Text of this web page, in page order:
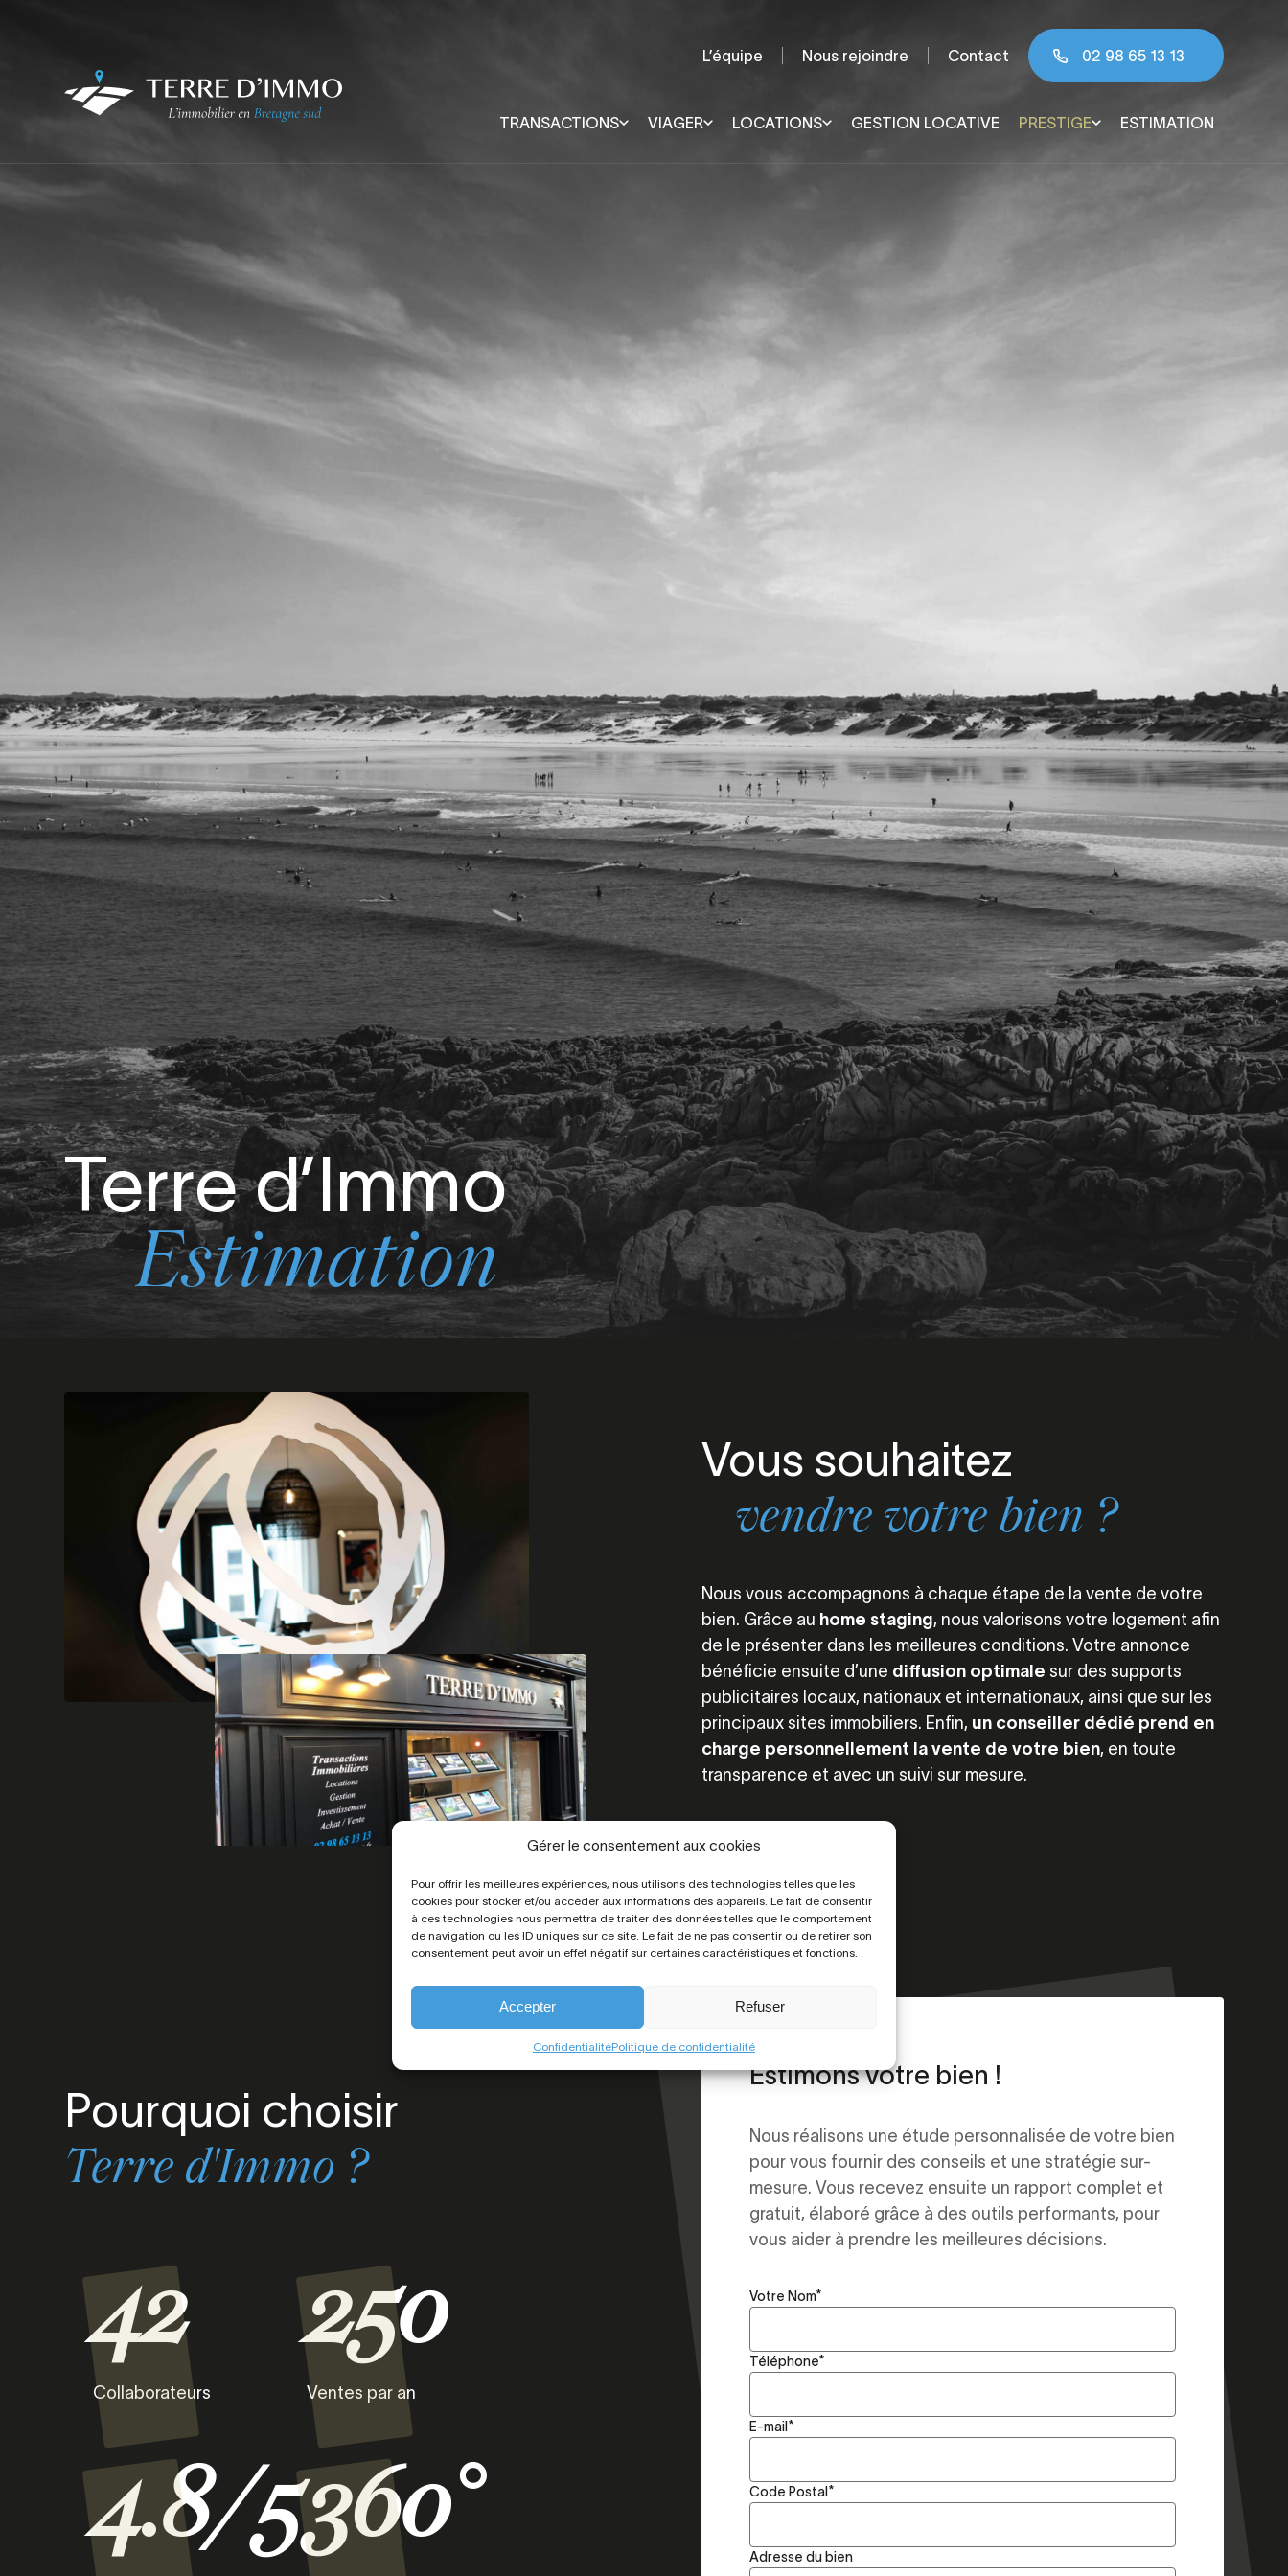
Gérer le consentement aux cookies
Pour offrir les meilleures expériences, nous utilisons des technologies telles que les
cookies pour stocker et/ou accéder aux informations des appareils. Le fait de consentir
à ces technologies nous permettra de traiter des données telles que le comportement
de navigation ou les ID uniques sur ce site. Le fait de ne pas consentir ou de retirer son
consentement peut avoir un effet négatif sur certaines caractéristiques et fonctions.
Accepter Refuser
ConfidentialitéPolitique de confidentialité
L’équipe Nous rejoindre Contact 02 98 65 13 13
TRANSACTIONS
Châteaulin et sa région
VIAGER LOCATIONS GESTION LOCATIVE PRESTIGE ESTIMATION
Terre d’Immo
Estimation
Vous souhaitez
vendre votre bien ?
Nous vous accompagnons à chaque étape de la vente de votre
bien. Grâce au home staging, nous valorisons votre logement afin
de le présenter dans les meilleures conditions. Votre annonce
bénéficie ensuite d’une diffusion optimale sur des supports
publicitaires locaux, nationaux et internationaux, ainsi que sur les
principaux sites immobiliers. Enfin, un conseiller dédié prend en
charge personnellement la vente de votre bien, en toute
transparence et avec un suivi sur mesure.
Pourquoi choisir
Terre d'Immo ?
42
Collaborateurs
250
Ventes par an
4.8/5360°
Estimons votre bien !
Nous réalisons une étude personnalisée de votre bien
pour vous fournir des conseils et une stratégie sur-
mesure. Vous recevez ensuite un rapport complet et
gratuit, élaboré grâce à des outils performants, pour
vous aider à prendre les meilleures décisions.
Votre Nom*
Téléphone*
E-mail *
Code Postal *
Adresse du bien